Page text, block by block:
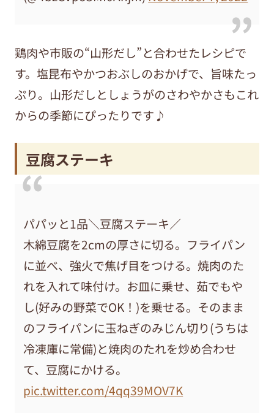
鶏肉や市販の“山形だし”と合わせたレシピで
す。塩昆布やかつおぶしのおかげで、旨味たっ
ぷり。山形だしとしょうがのさわやかさもこれ
からの季節にぴったりです♪
豆腐ステーキ
パパッと1品＼豆腐ステーキ／
木綿豆腐を2cmの厚さに切る。フライパン
に並べ、強火で焦げ目をつける。焼肉のた
れを入れて味付け。お皿に乗せ、茹でもや
し(好みの野菜でOK！)を乗せる。そのまま
のフライパンに玉ねぎのみじん切り(うちは
冷凍庫に常備)と焼肉のたれを炒め合わせ
て、豆腐にかける。
pic.twitter.com/4qq39MOV7K